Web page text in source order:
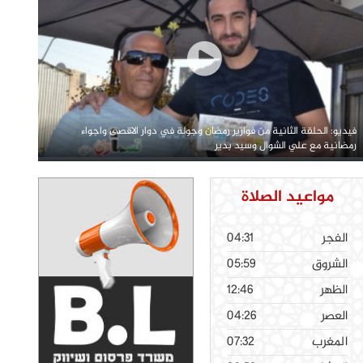
فيديو: الحلقة الثانية من فوازير رمضان وجولة في دوار الاقصى واجواء
رمضانية مع علي الشوال وسيد بدير
مواعيد الصلاة
الفجر
04:31
الشروق
05:59
الظهر
12:46
العصر
04:26
المغرب
07:32